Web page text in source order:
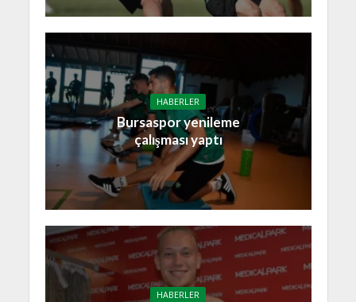
HABERLER
Bursaspor yenileme
çalışması yaptı
HABERLER